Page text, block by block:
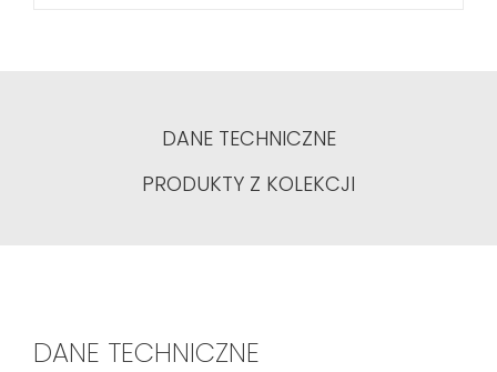
DANE TECHNICZNE
PRODUKTY Z KOLEKCJI
DANE TECHNICZNE